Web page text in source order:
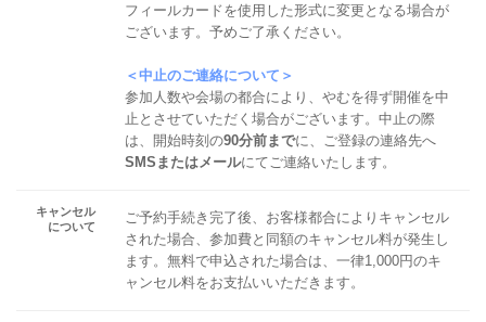
フィールカードを使用した形式に変更となる場合が
ございます。予めご了承ください。
＜中止のご連絡について＞
参加人数や会場の都合により、やむを得ず開催を中
止とさせていただく場合がございます。中止の際
は、開始時刻の90分前までに、ご登録の連絡先へ
SMSまたはメールにてご連絡いたします。
キャンセル
について
ご予約手続き完了後、お客様都合によりキャンセル
された場合、参加費と同額のキャンセル料が発生し
ます。無料で申込された場合は、一律1,000円のキ
ャンセル料をお支払いいただきます。